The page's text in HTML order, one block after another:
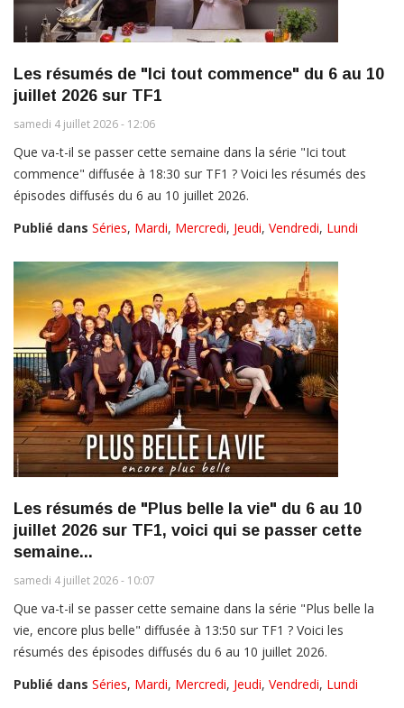
Les résumés de "Ici tout commence" du 6 au 10
juillet 2026 sur TF1
samedi 4 juillet 2026 - 12:06
Que va-t-il se passer cette semaine dans la série "Ici tout
commence" diffusée à 18:30 sur TF1 ? Voici les résumés des
épisodes diffusés du 6 au 10 juillet 2026.
Publié dans Séries, Mardi, Mercredi, Jeudi, Vendredi, Lundi
Les résumés de "Plus belle la vie" du 6 au 10
juillet 2026 sur TF1, voici qui se passer cette
semaine...
samedi 4 juillet 2026 - 10:07
Que va-t-il se passer cette semaine dans la série "Plus belle la
vie, encore plus belle" diffusée à 13:50 sur TF1 ? Voici les
résumés des épisodes diffusés du 6 au 10 juillet 2026.
Publié dans Séries, Mardi, Mercredi, Jeudi, Vendredi, Lundi